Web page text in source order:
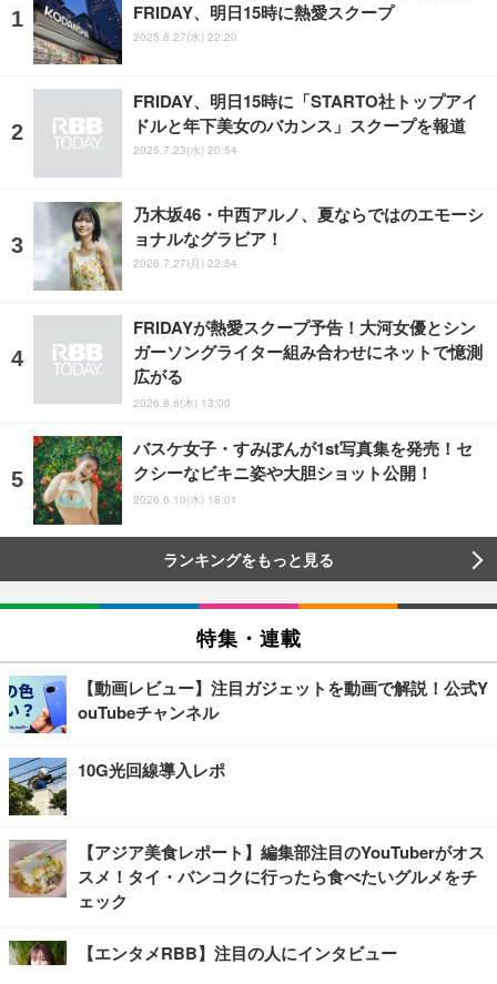
FRIDAY、明日15時に熱愛スクープ
2025.8.27(水) 22:20
FRIDAY、明日15時に「STARTO社トップアイ
ドルと年下美女のバカンス」スクープを報道
2025.7.23(水) 20:54
乃木坂46・中西アルノ、夏ならではのエモーシ
ョナルなグラビア！
2026.7.27(月) 22:54
FRIDAYが熱愛スクープ予告！大河女優とシン
ガーソングライター組み合わせにネットで憶測
広がる
2026.8.6(木) 13:00
バスケ女子・すみぽんが1st写真集を発売！セ
クシーなビキニ姿や大胆ショット公開！
2026.6.10(水) 18:01
ランキングをもっと見る
特集・連載
【動画レビュー】注目ガジェットを動画で解説！公式Y
ouTubeチャンネル
10G光回線導入レポ
【アジア美食レポート】編集部注目のYouTuberがオス
スメ！タイ・バンコクに行ったら食べたいグルメをチ
ェック
【エンタメRBB】注目の人にインタビュー